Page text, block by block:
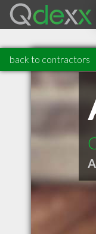
back to contractors